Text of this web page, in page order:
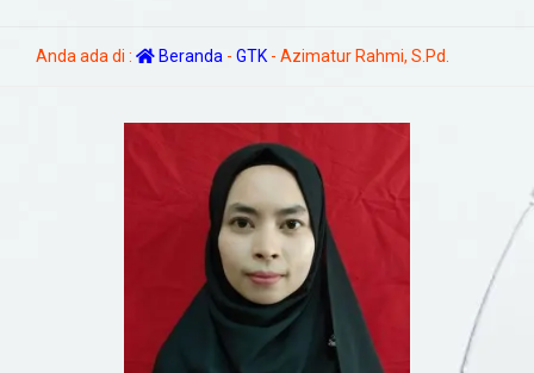
Anda ada di : Beranda - GTK - Azimatur Rahmi, S.Pd.